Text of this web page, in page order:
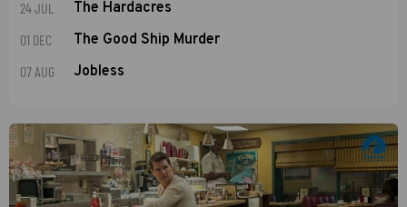
24 JUL The Hardacres
01 DEC The Good Ship Murder
07 AUG Jobless